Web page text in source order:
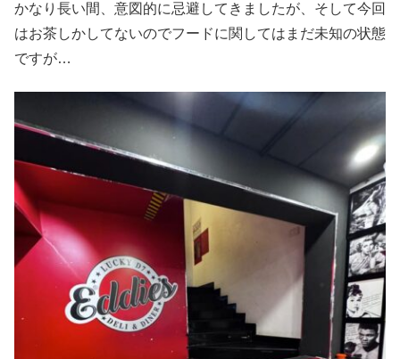
かなり長い間、意図的に忌避してきましたが、そして今回
はお茶しかしてないのでフードに関してはまだ未知の状態
ですが…